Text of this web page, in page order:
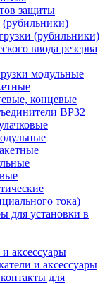
защиты
(рубильники)
ввода резерва
модульные
концевые
ВР32
тока)
для установки в
аксессуары
и аксессуары
для